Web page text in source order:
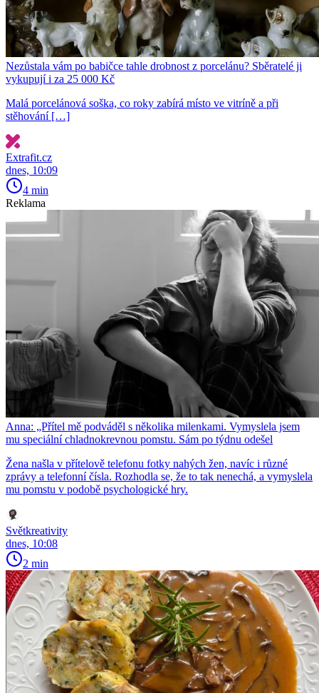
Nezůstala vám po babičce tahle drobnost z porcelánu? Sběratelé ji
vykupují i za 25 000 Kč
Malá porcelánová soška, co roky zabírá místo ve vitríně a při
stěhování […]
Extrafit.cz
dnes, 10:09
4 min
Reklama
Anna: „Přítel mě podváděl s několika milenkami. Vymyslela jsem
mu speciální chladnokrevnou pomstu. Sám po týdnu odešel
Žena našla v přítelově telefonu fotky nahých žen, navíc i různé
zprávy a telefonní čísla. Rozhodla se, že to tak nenechá, a vymyslela
mu pomstu v podobě psychologické hry.
Světkreativity
dnes, 10:08
2 min